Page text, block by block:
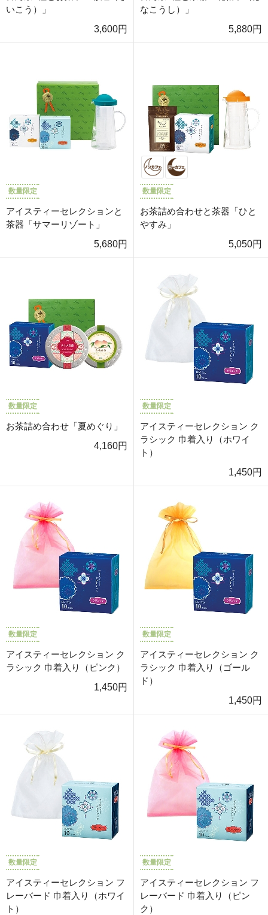
いこう）」
3,600円
なこうし）」
5,880円
数量限定
アイスティーセレクションと
茶器「サマーリゾート」
5,680円
数量限定
お茶詰め合わせと茶器「ひと
やすみ」
5,050円
数量限定
お茶詰め合わせ「夏めぐり」
4,160円
数量限定
アイスティーセレクション ク
ラシック 巾着入り（ホワイ
ト）
1,450円
数量限定
アイスティーセレクション ク
ラシック 巾着入り（ピンク）
1,450円
数量限定
アイスティーセレクション ク
ラシック 巾着入り（ゴール
ド）
1,450円
数量限定
アイスティーセレクション フ
レーバード 巾着入り（ホワイ
ト）
数量限定
アイスティーセレクション フ
レーバード 巾着入り（ピン
ク）